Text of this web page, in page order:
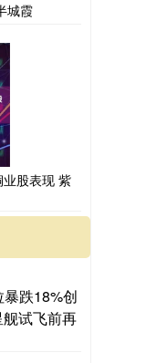
城霞
股表现 紫
暴跌18%创
试飞前再